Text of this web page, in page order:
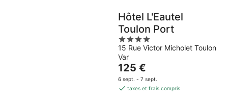
Hôtel L'Eautel
Toulon Port
4
out
of
5
15 Rue Victor Micholet Toulon
Var
Le
prix
est
125 €
6 sept. - 7 sept.
taxes et frais compris